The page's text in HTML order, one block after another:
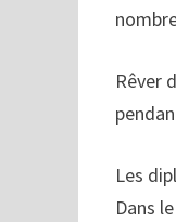
Rêver
Les
Dans